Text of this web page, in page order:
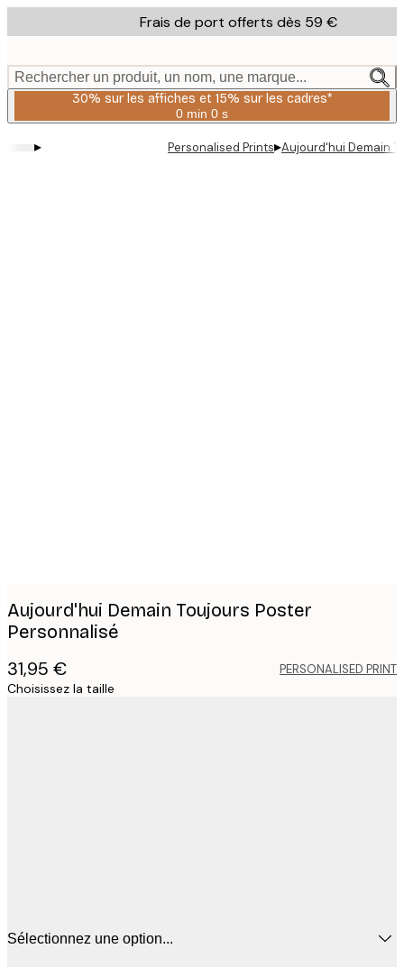
to
content.
Frais de port offerts dès 59 €
Rechercher un produit, un nom, une marque...
30% sur les affiches et 15% sur les cadres*
0 min 0 s
Valable
:
▸ Personalised Prints▸Aujourd'hui Demain
Aujourd'hui Demain Toujours Poster
Personnalisé
31,95 € PERSONALISED PRINT
Choisissez la taille
Sélectionnez une option...